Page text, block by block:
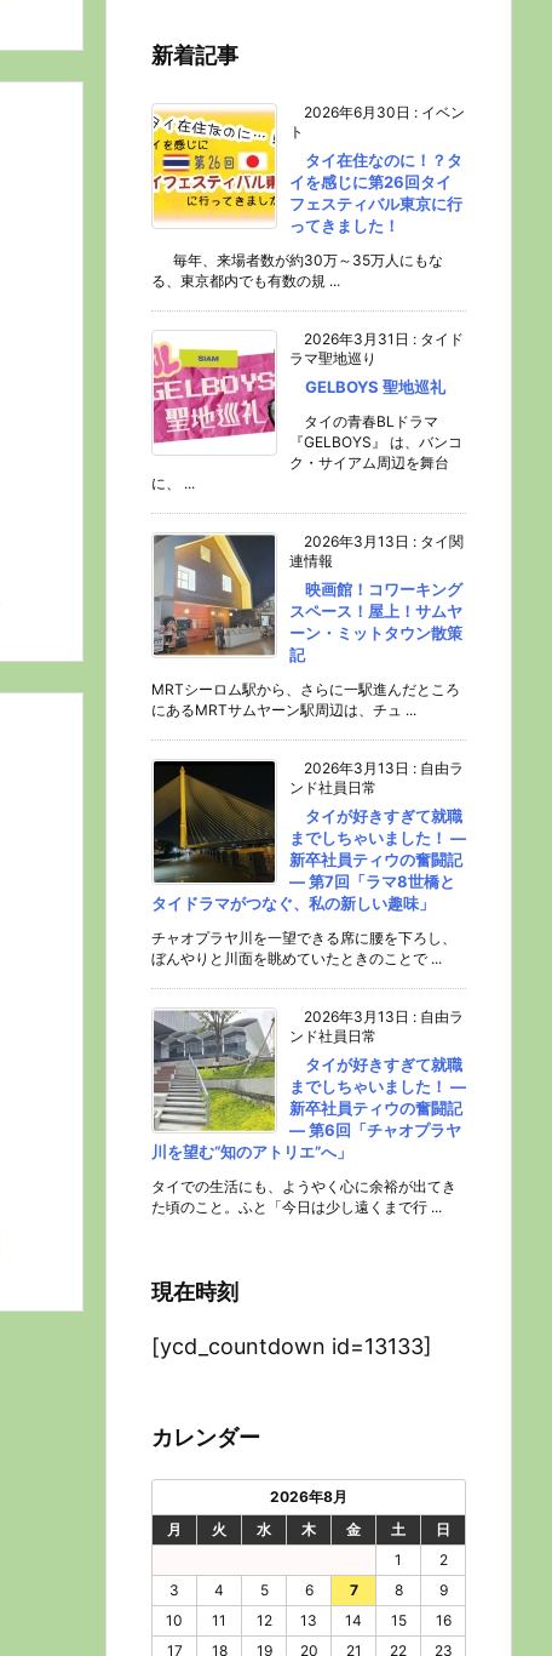
新着記事
2026年6月30日 : イベン
ト
タイ在住なのに！？タ
イを感じに第26回タイ
フェスティバル東京に行
ってきました！
毎年、来場者数が約30万～35万人にもな
る、東京都内でも有数の規 ...
2026年3月31日 : タイド
ラマ聖地巡り
GELBOYS 聖地巡礼
タイの青春BLドラマ
『GELBOYS』 は、バンコ
ク・サイアム周辺を舞台
に、 ...
2026年3月13日 : タイ関
連情報
映画館！コワーキング
スペース！屋上！サムヤ
ーン・ミットタウン散策
記
MRTシーロム駅から、さらに一駅進んだところ
にあるMRTサムヤーン駅周辺は、チュ ...
2026年3月13日 : 自由ラ
ンド社員日常
タイが好きすぎて就職
までしちゃいました！ ―
新卒社員ティウの奮闘記
― 第7回「ラマ8世橋と
タイドラマがつなぐ、私の新しい趣味」
チャオプラヤ川を一望できる席に腰を下ろし、
ぼんやりと川面を眺めていたときのことで ...
2026年3月13日 : 自由ラ
ンド社員日常
タイが好きすぎて就職
までしちゃいました！ ―
新卒社員ティウの奮闘記
― 第6回「チャオプラヤ
川を望む“知のアトリエ”へ」
タイでの生活にも、ようやく心に余裕が出てき
た頃のこと。ふと「今日は少し遠くまで行 ...
現在時刻
[ycd_countdown id=13133]
カレンダー
2026年8月
月
火 水 木 金 土
日
1
2
3
4 5 6 7 8
9
10
11 12 13 14 15
16
17
18 19 20 21 22 23